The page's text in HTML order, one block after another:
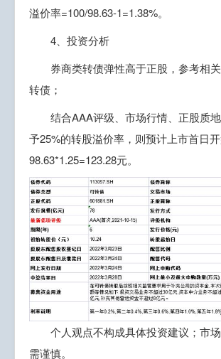
溢价率=100/98.63-1=1.38%。
4、投资分析
券商类转债弹性高于正股，参考相
转债；
结合AAA评级、市场行情、正股质
予25%的转股溢价率，则预计上市首日
98.63*1.25=123.28元。
个人观点不构成具体投资建议；市
需谨慎。